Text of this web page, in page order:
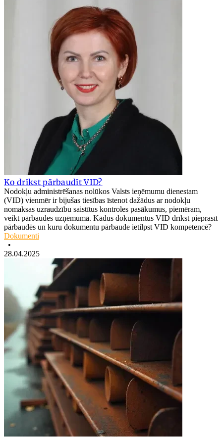
Ko drīkst pārbaudīt VID?
Nodokļu administrēšanas nolūkos Valsts ieņēmumu dienestam
(VID) vienmēr ir bijušas tiesības īstenot dažādus ar nodokļu
nomaksas uzraudzību saistītus kontroles pasākumus, piemēram,
veikt pārbaudes uzņēmumā. Kādus dokumentus VID drīkst pieprasīt
pārbaudēs un kuru dokumentu pārbaude ietilpst VID kompetencē?
Dokumenti
•
28.04.2025